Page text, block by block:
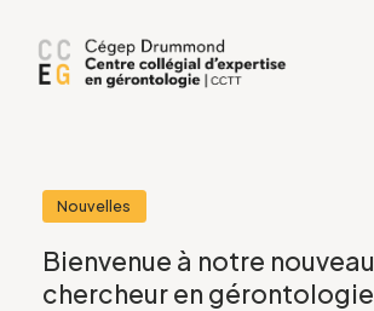
Nouvelles
Bienvenue à notre nouveau
chercheur en gérontologie